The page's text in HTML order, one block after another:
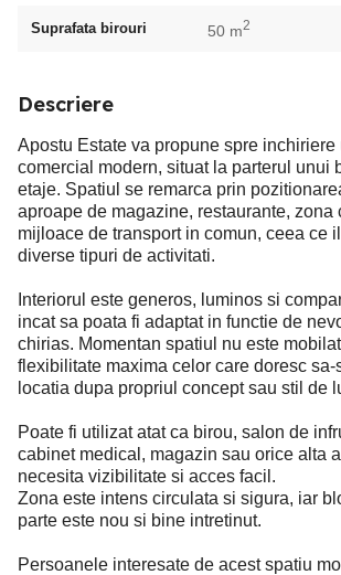
Suprafata birouri 50 m2
Descriere
Apostu Estate va propune spre inchiriere
comercial modern, situat la parterul unui
etaje. Spatiul se remarca prin
aproape de magazine, restaurante, zona
mijloace de transport in comun, ceea ce
diverse tipuri de activitati.
Interiorul este generos, luminos si
incat sa poata fi adaptat in functie de
chirias. Momentan spatiul nu este
flexibilitate maxima celor care doresc
locatia dupa propriul concept sau stil de
Poate fi utilizat atat ca birou, salon de
cabinet medical, magazin sau orice alta
necesita vizibilitate si acces facil.
Zona este intens circulata si sigura, iar
parte este nou si bine intretinut.
Persoanele interesate de acest spatiu